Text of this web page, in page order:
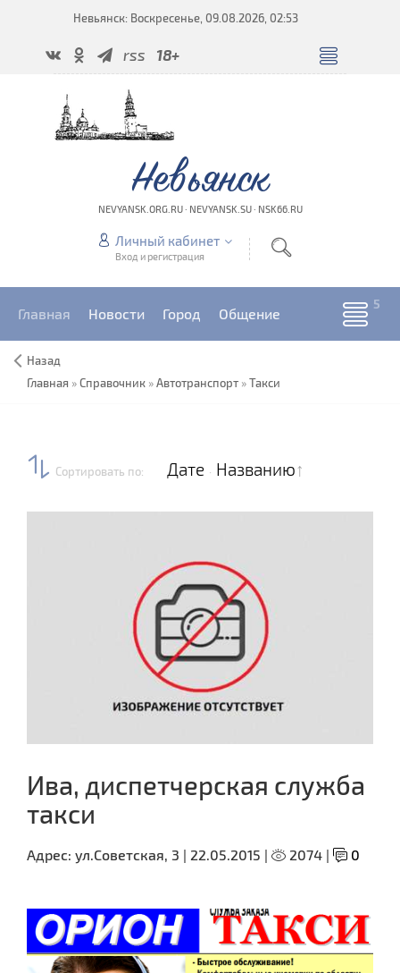
Невьянск: Воскресенье, 09.08.2026, 02:53
rss 18+
Невьянск
NEVYANSK.ORG.RU · NEVYANSK.SU · NSK66.RU
Личный кабинет
Вход и регистрация
Главная Новости Город Общение
Назад
Главная »Справочник »Автотранспорт »Такси
Сортировать по: Дате · Названию
Ива, диспетчерская служба
такси
Адрес: ул.Советская, 3 | 22.05.2015 | 2074 | 0